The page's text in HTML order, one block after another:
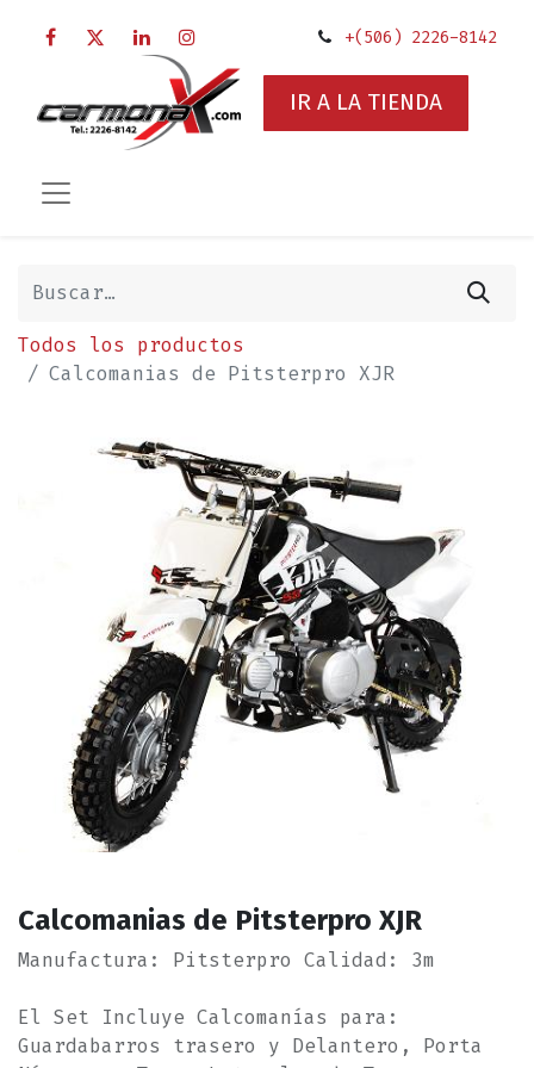
+(506) 2226-8142
IR A LA TIENDA
Todos los productos
Calcomanias de Pitsterpro XJR
Calcomanias de Pitsterpro XJR
Manufactura: Pitsterpro Calidad: 3m
El Set Incluye Calcomanías para:
Guardabarros trasero y Delantero, Porta